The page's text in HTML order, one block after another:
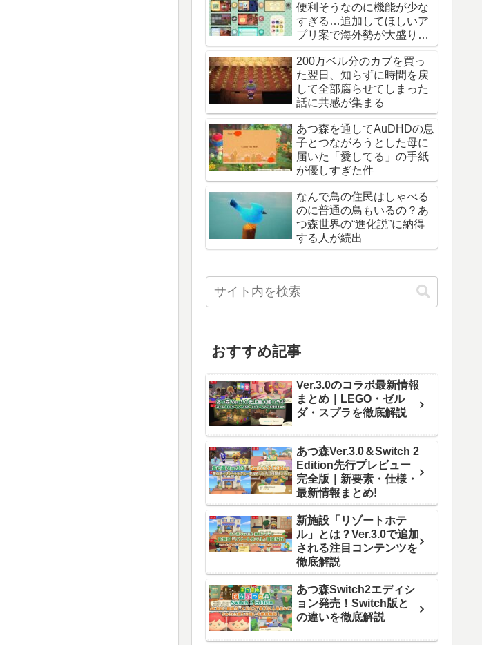
便利そうなのに機能が少な
すぎる…追加してほしいア
プリ案で海外勢が大盛り上
がり
200万ベル分のカブを買っ
た翌日、知らずに時間を戻
して全部腐らせてしまった
話に共感が集まる
あつ森を通してAuDHDの息
子とつながろうとした母に
届いた「愛してる」の手紙
が優しすぎた件
なんで鳥の住民はしゃべる
のに普通の鳥もいるの？あ
つ森世界の“進化説”に納得
する人が続出
おすすめ記事
Ver.3.0のコラボ最新情報
まとめ｜LEGO・ゼル
ダ・スプラを徹底解説
あつ森Ver.3.0＆Switch 2
Edition先行プレビュー
完全版｜新要素・仕様・
最新情報まとめ!
新施設「リゾートホテ
ル」とは？Ver.3.0で追加
される注目コンテンツを
徹底解説
あつ森Switch2エディシ
ョン発売！Switch版と
の違いを徹底解説